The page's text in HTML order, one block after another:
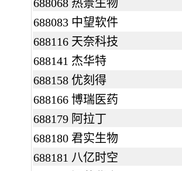
688068 热景生物
688083 中望软件
688116 天奈科技
688141 杰华特
688158 优刻得
688166 博瑞医药
688179 阿拉丁
688180 君实生物
688181 八亿时空